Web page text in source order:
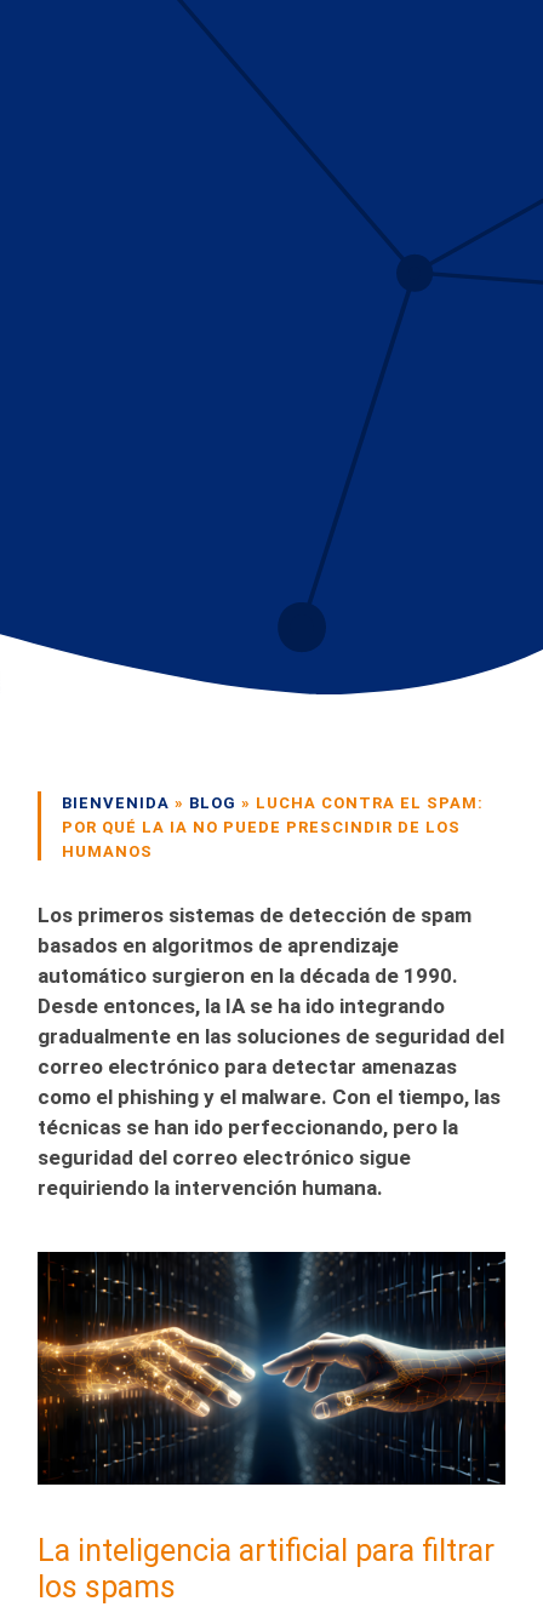
BIENVENIDA » BLOG » LUCHA CONTRA EL SPAM:
POR QUÉ LA IA NO PUEDE PRESCINDIR DE LOS
HUMANOS
Los primeros sistemas de detección de spam
basados en algoritmos de aprendizaje
automático surgieron en la década de 1990.
Desde entonces, la IA se ha ido integrando
gradualmente en las soluciones de seguridad del
correo electrónico para detectar amenazas
como el phishing y el malware. Con el tiempo, las
técnicas se han ido perfeccionando, pero la
seguridad del correo electrónico sigue
requiriendo la intervención humana.
La inteligencia artificial para filtrar
los spams